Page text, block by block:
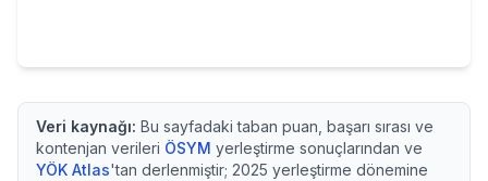
Veri kaynağı: Bu sayfadaki taban puan, başarı sırası ve
kontenjan verileri ÖSYM yerleştirme sonuçlarından ve
YÖK Atlas'tan derlenmiştir; 2025 yerleştirme dönemine